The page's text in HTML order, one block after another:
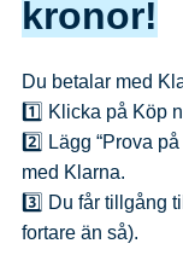
kronor!
Du betalar med
1️⃣ Klicka på Köp
2️⃣ Lägg “Prova
med Klarna.
3️⃣ Du får tillgång
fortare än så).